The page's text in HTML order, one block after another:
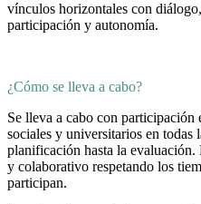
vínculos horizontales con
participación y autonomía.
¿Cómo se lleva a cabo?
Se lleva a cabo con participación
sociales y universitarios en todas
planificación hasta la
y colaborativo respetando los
participan.